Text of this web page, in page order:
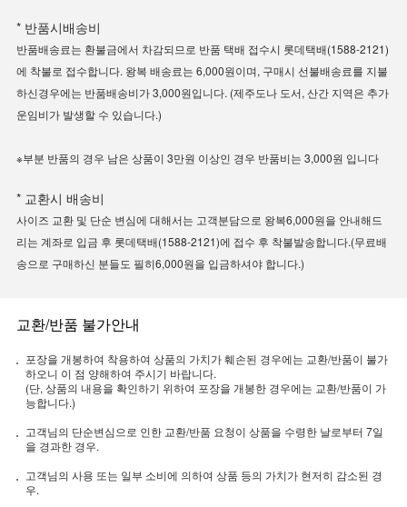
* 반품시배송비
반품배송료는 환불금에서 차감되므로 반품 택배 접수시 롯데택배(1588-2121)
에 착불로 접수합니다. 왕복 배송료는 6,000원이며, 구매시 선불배송료를 지불
하신경우에는 반품배송비가 3,000원입니다. (제주도나 도서, 산간 지역은 추가
운임비가 발생할 수 있습니다.)
※부분 반품의 경우 남은 상품이 3만원 이상인 경우 반품비는 3,000원 입니다
* 교환시 배송비
사이즈 교환 및 단순 변심에 대해서는 고객분담으로 왕복6,000원을 안내해드
리는 계좌로 입금 후 롯데택배(1588-2121)에 접수 후 착불발송합니다.(무료배
송으로 구매하신 분들도 필히6,000원을 입금하셔야 합니다.)
교환/반품 불가안내
포장을 개봉하여 착용하여 상품의 가치가 훼손된 경우에는 교환/반품이 불가
하오니 이 점 양해하여 주시기 바랍니다.
(단, 상품의 내용을 확인하기 위하여 포장을 개봉한 경우에는 교환/반품이 가
능합니다.)
고객님의 단순변심으로 인한 교환/반품 요청이 상품을 수령한 날로부터 7일
을 경과한 경우.
고객님의 사용 또는 일부 소비에 의하여 상품 등의 가치가 현저히 감소된 경
우.